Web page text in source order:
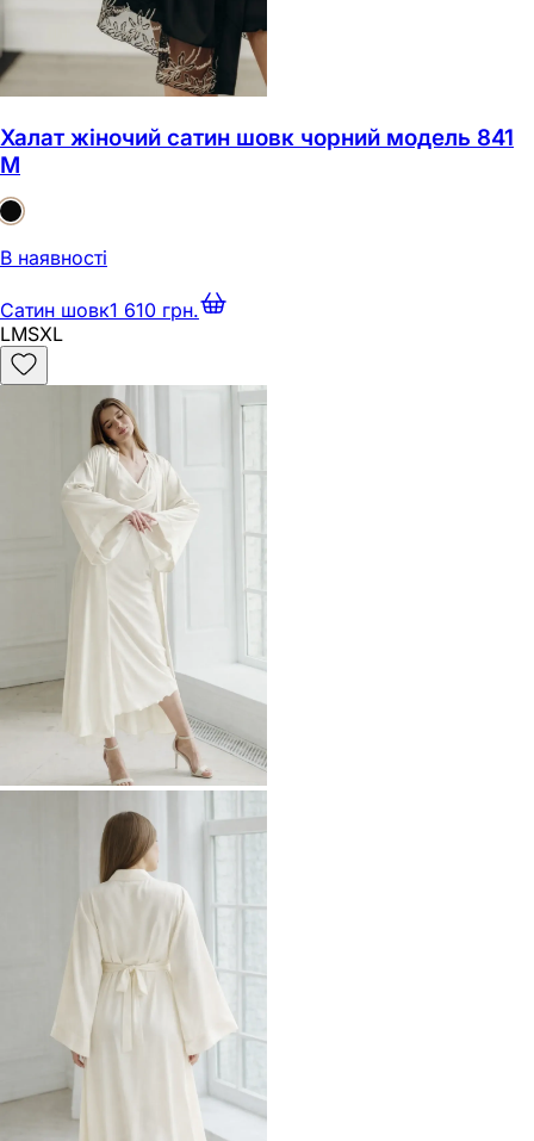
Халат жіночий сатин шовк чорний модель 841
M
В наявності
Сатин шовк1 610 грн.
LMSXL